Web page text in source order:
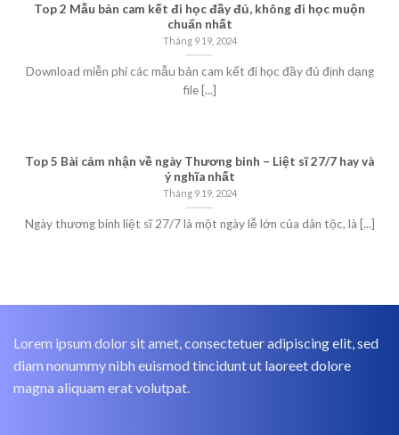
Top 2 Mẫu bản cam kết đi học đầy đủ, không đi học muộn
chuẩn nhất
Tháng 9 19, 2024
Download miễn phí các mẫu bản cam kết đi học đầy đủ định dạng
file [...]
Top 5 Bài cảm nhận về ngày Thương binh – Liệt sĩ 27/7 hay và
ý nghĩa nhất
Tháng 9 19, 2024
Ngày thương binh liệt sĩ 27/7 là một ngày lễ lớn của dân tộc, là [...]
Lorem ipsum dolor sit amet, consectetuer adipiscing elit, sed
diam nonummy nibh euismod tincidunt ut laoreet dolore
magna aliquam erat volutpat.